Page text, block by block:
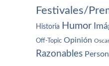
Festivales/
Historia Humor
Off-Topic Opinión
Razonables